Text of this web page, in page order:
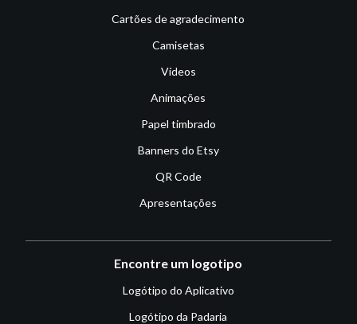
Cartões de agradecimento
Camisetas
Vídeos
Animações
Papel timbrado
Banners do Etsy
QR Code
Apresentações
Encontre um logotipo
Logótipo do Aplicativo
Logótipo da Padaria